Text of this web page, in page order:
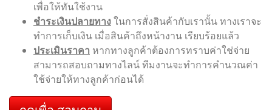
เพื่อให้ทันใช้งาน
ชำระเงินปลายทางในการสั่งสินค้ากับเรานั้น ทางเราจะ
ทำการเก็บเงิน เมื่อสินค้าถึงหน้างาน เรียบร้อยแล้ว
ประเมินราคา หากทางลูกค้าต้องการทราบค่าใช่จ่าย
สามารถสอบถามทางไลน์ ทีมงานจะทำการคำนวณค่า
ใช้จ่ายให้ทางลูกค้าก่อนได้